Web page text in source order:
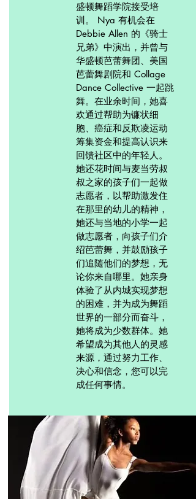
盛顿舞蹈学院接受培
训。 Nya 有机会在
Debbie Allen 的《骑士
兄弟》中演出，并曾与
华盛顿芭蕾舞团、美国
芭蕾舞剧院和 Collage
Dance Collective 一起跳
舞。在业余时间，她喜
欢通过帮助为镰状细
胞、癌症和反欺凌运动
筹集资金和提高认识来
回馈社区中的年轻人。
她还花时间与麦当劳叔
叔之家的孩子们一起做
志愿者，以帮助激发住
在那里的幼儿的精神，
她还与当地的小学一起
做志愿者，向孩子们介
绍芭蕾舞，并鼓励孩子
们追随他们的梦想，无
论你来自哪里。她亲身
体验了从内城实现梦想
的困难，并为成为舞蹈
世界的一部分而奋斗，
她将成为少数群体。她
希望成为其他人的灵感
来源，通过努力工作、
决心和信念，您可以完
成任何事情。